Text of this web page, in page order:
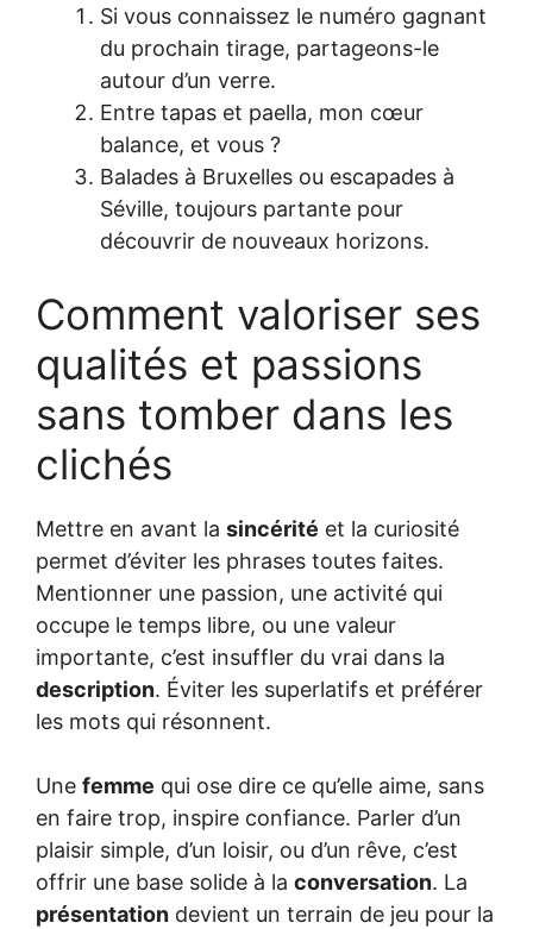
Si vous connaissez le numéro gagnant
du prochain tirage, partageons-le
autour d’un verre.
Entre tapas et paella, mon cœur
balance, et vous ?
Balades à Bruxelles ou escapades à
Séville, toujours partante pour
découvrir de nouveaux horizons.
Comment valoriser ses
qualités et passions
sans tomber dans les
clichés
Mettre en avant la sincérité et la curiosité
permet d’éviter les phrases toutes faites.
Mentionner une passion, une activité qui
occupe le temps libre, ou une valeur
importante, c’est insuffler du vrai dans la
description. Éviter les superlatifs et préférer
les mots qui résonnent.
Une femme qui ose dire ce qu’elle aime, sans
en faire trop, inspire confiance. Parler d’un
plaisir simple, d’un loisir, ou d’un rêve, c’est
offrir une base solide à la conversation. La
présentation devient un terrain de jeu pour la